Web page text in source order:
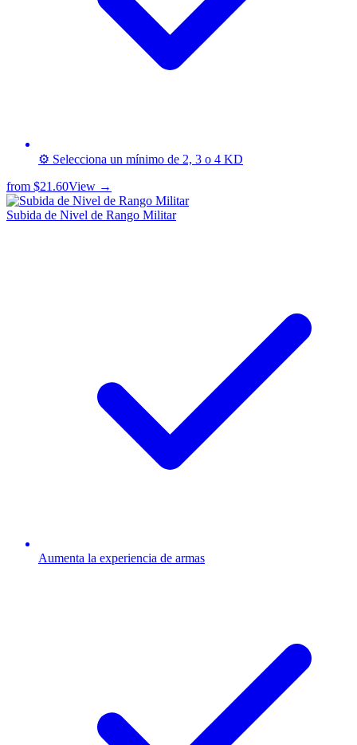
⚙️ Selecciona un mínimo de 2, 3 o 4 KD
from $21.60View →
Subida de Nivel de Rango Militar
Aumenta la experiencia de armas